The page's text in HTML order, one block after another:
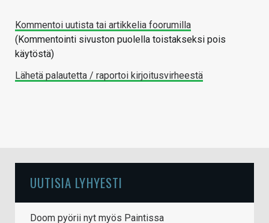
Kommentoi uutista tai artikkelia foorumilla
(Kommentointi sivuston puolella toistakseksi pois
käytöstä)
Lähetä palautetta / raportoi kirjoitusvirheestä
UUTISIA LYHYESTI
Doom pyörii nyt myös Paintissa